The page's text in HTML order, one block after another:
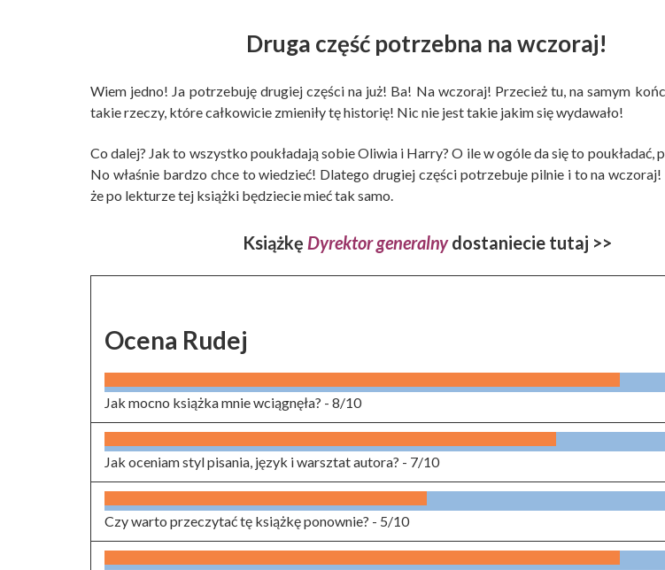
Druga część potrzebna na wczoraj!
Wiem jedno! Ja potrzebuję drugiej części na już! Ba! Na wczoraj! Przecież tu, na samym
takie rzeczy, które całkowicie zmieniły tę historię! Nic nie jest takie jakim się wydawało!
Co dalej? Jak to wszystko poukładają sobie Oliwia i Harry? O ile w ogóle da się to poukładać,
No właśnie bardzo chce to wiedzieć! Dlatego drugiej części potrzebuje pilnie i to na wczoraj!
że po lekturze tej książki będziecie mieć tak samo.
Książkę Dyrektor generalnydostaniecie tutaj >>
Ocena Rudej
Jak mocno książka mnie wciągnęła? - 8/10
Jak oceniam styl pisania, język i warsztat autora? - 7/10
Czy warto przeczytać tę książkę ponownie? - 5/10